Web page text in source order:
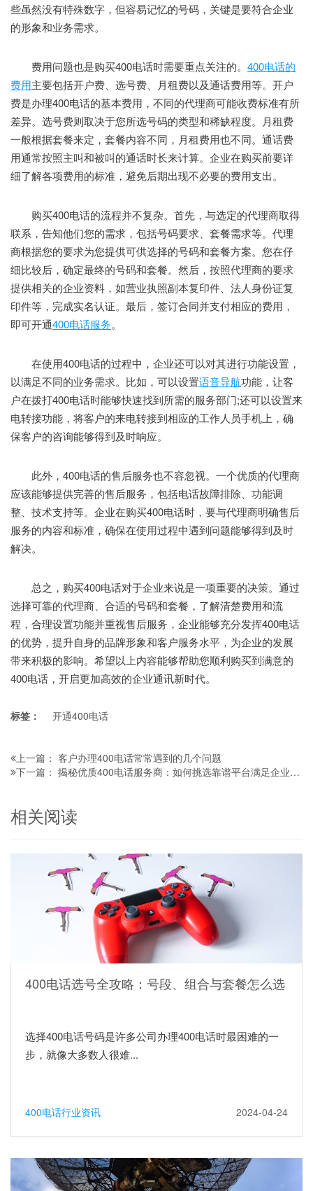
些虽然没有特殊数字，但容易记忆的号码，关键是要符合企业
的形象和业务需求。
费用问题也是购买400电话时需要重点关注的。 400电话的
费用主要包括开户费、选号费、月租费以及通话费用等。开户
费是办理400电话的基本费用，不同的代理商可能收费标准有所
差异。选号费则取决于您所选号码的类型和稀缺程度。月租费
一般根据套餐来定，套餐内容不同，月租费用也不同。通话费
用通常按照主叫和被叫的通话时长来计算。企业在购买前要详
细了解各项费用的标准，避免后期出现不必要的费用支出。
购买400电话的流程并不复杂。首先，与选定的代理商取得
联系，告知他们您的需求，包括号码要求、套餐需求等。代理
商根据您的要求为您提供可供选择的号码和套餐方案。您在仔
细比较后，确定最终的号码和套餐。然后，按照代理商的要求
提供相关的企业资料，如营业执照副本复印件、法人身份证复
印件等，完成实名认证。最后，签订合同并支付相应的费用，
即可开通400电话服务。
在使用400电话的过程中，企业还可以对其进行功能设置，
以满足不同的业务需求。比如，可以设置语音导航功能，让客
户在拨打400电话时能够快速找到所需的服务部门;还可以设置来
电转接功能，将客户的来电转接到相应的工作人员手机上，确
保客户的咨询能够得到及时响应。
此外，400电话的售后服务也不容忽视。一个优质的代理商
应该能够提供完善的售后服务，包括电话故障排除、功能调
整、技术支持等。企业在购买400电话时，要与代理商明确售后
服务的内容和标准，确保在使用过程中遇到问题能够得到及时
解决。
总之，购买400电话对于企业来说是一项重要的决策。通过
选择可靠的代理商、合适的号码和套餐，了解清楚费用和流
程，合理设置功能并重视售后服务，企业能够充分发挥400电话
的优势，提升自身的品牌形象和客户服务水平，为企业的发展
带来积极的影响。希望以上内容能够帮助您顺利购买到满意的
400电话，开启更加高效的企业通讯新时代。
标签： 开通400电话
上一篇： 客户办理400电话常常遇到的几个问题
下一篇： 揭秘优质400电话服务商：如何挑选靠谱平台满足企业通讯需求
相关阅读
400电话选号全攻略：号段、组合与套餐怎么选
选择400电话号码是许多公司办理400电话时最困难的一
步，就像大多数人很难...
400电话行业资讯 2024-04-24